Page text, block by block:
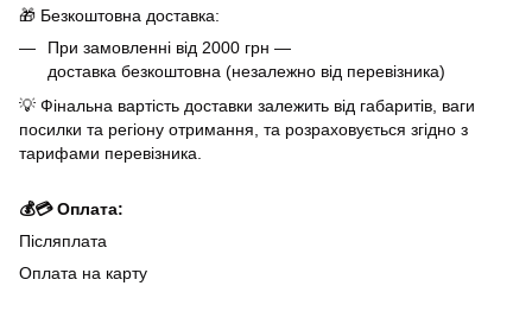
🎁 Безкоштовна доставка:
При замовленні від 2000 грн —
доставка безкоштовна (незалежно від перевізника)
💡 Фінальна вартість доставки залежить від габаритів, ваги
посилки та регіону отримання, та розраховується згідно з
тарифами перевізника.
💰💳 Оплата:
Післяплата
Оплата на карту